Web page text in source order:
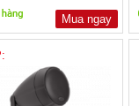
Mua ngay